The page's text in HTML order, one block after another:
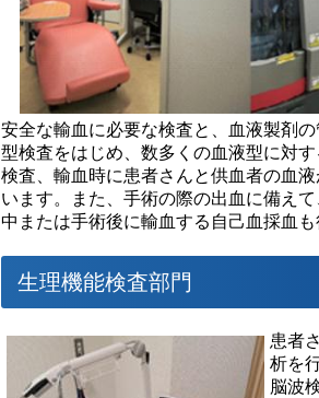
安全な輸血に必要な検査と、血液製剤
型検査をはじめ、数多くの血液型に対
検査、輸血時に患者さんと供血者の血
います。また、手術の際の出血に備え
中または手術後に輸血する自己血採血も
生理機能検査部門
患者
析を
脳波